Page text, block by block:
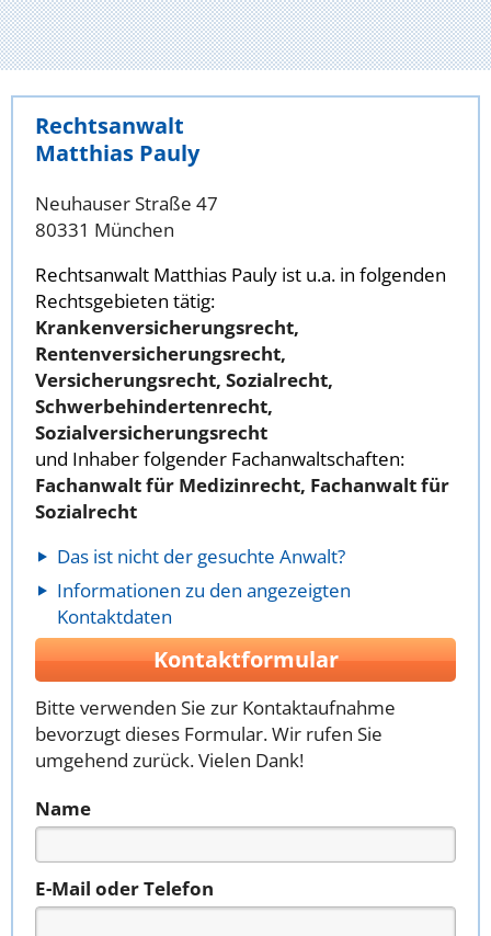
Rechtsanwalt
Matthias Pauly
Neuhauser Straße 47
80331 München
Rechtsanwalt Matthias Pauly ist u.a. in folgenden
Rechtsgebieten tätig:
Krankenversicherungsrecht,
Rentenversicherungsrecht,
Versicherungsrecht, Sozialrecht,
Schwerbehindertenrecht,
Sozialversicherungsrecht
und Inhaber folgender Fachanwaltschaften:
Fachanwalt für Medizinrecht, Fachanwalt für
Sozialrecht
Das ist nicht der gesuchte Anwalt?
Informationen zu den angezeigten
Kontaktdaten
Kontaktformular
Bitte verwenden Sie zur Kontaktaufnahme
bevorzugt dieses Formular. Wir rufen Sie
umgehend zurück. Vielen Dank!
Name
E-Mail oder Telefon